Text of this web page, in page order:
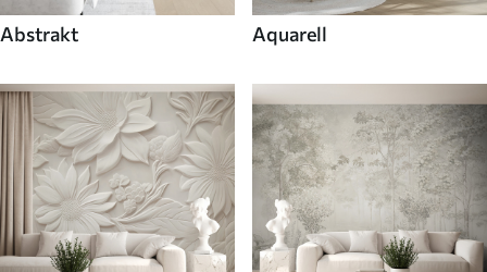
Abstrakt Aquarell